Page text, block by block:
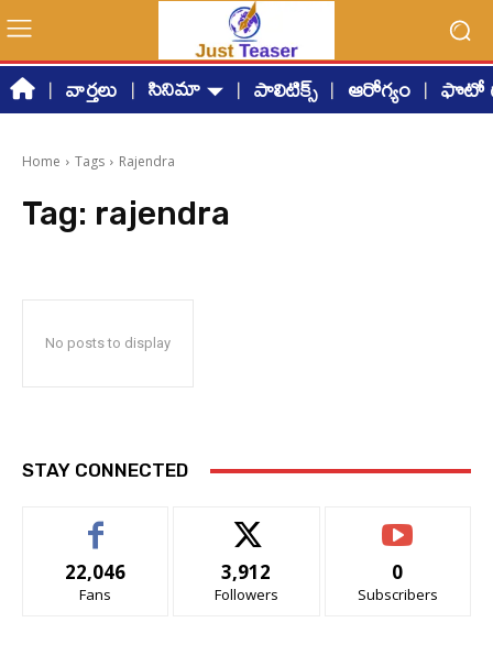
వార్తలు సినిమా పాలిటిక్స్ ఆరోగ్యం ఫొటో
Home Tags Rajendra
Tag: rajendra
No posts to display
STAY CONNECTED
22,046
Fans
3,912
Followers
0
Subscribers